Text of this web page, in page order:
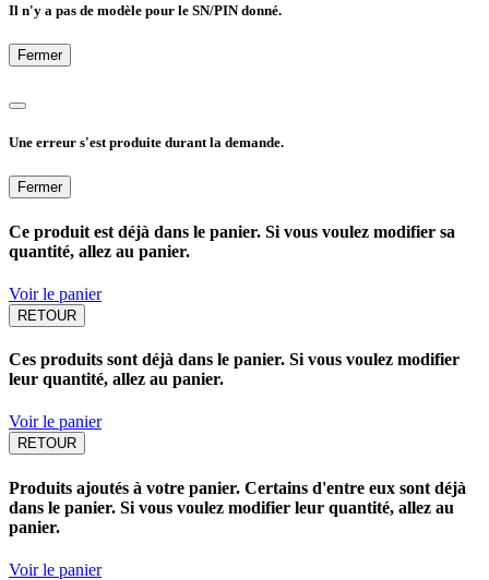
Il n'y a pas de modèle pour le SN/PIN donné.
Fermer
Une erreur s'est produite durant la demande.
Fermer
Ce produit est déjà dans le panier. Si vous voulez modifier sa
quantité, allez au panier.
Voir le panier
RETOUR
Ces produits sont déjà dans le panier. Si vous voulez modifier
leur quantité, allez au panier.
Voir le panier
RETOUR
Produits ajoutés à votre panier. Certains d'entre eux sont déjà
dans le panier. Si vous voulez modifier leur quantité, allez au
panier.
Voir le panier